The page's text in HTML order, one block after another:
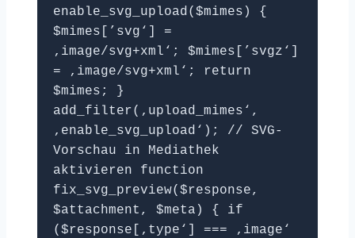
enable_svg_upload($mimes) {
$mimes[’svg‘] =
‚image/svg+xml‘; $mimes[’svgz‘]
= ‚image/svg+xml‘; return
$mimes; }
add_filter(‚upload_mimes‘,
‚enable_svg_upload‘); // SVG-
Vorschau in Mediathek
aktivieren function
fix_svg_preview($response,
$attachment, $meta) { if
($response[‚type‘] === ‚image‘